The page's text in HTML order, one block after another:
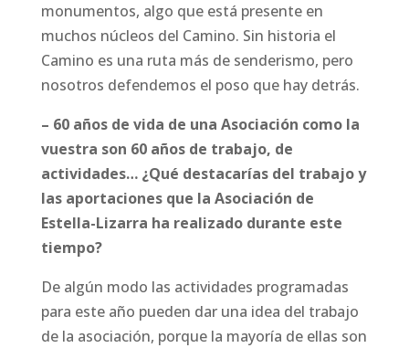
monumentos, algo que está presente en
muchos núcleos del Camino. Sin historia el
Camino es una ruta más de senderismo, pero
nosotros defendemos el poso que hay detrás.
– 60 años de vida de una Asociación como la
vuestra son 60 años de trabajo, de
actividades… ¿Qué destacarías del trabajo y
las aportaciones que la Asociación de
Estella-Lizarra ha realizado durante este
tiempo?
De algún modo las actividades programadas
para este año pueden dar una idea del trabajo
de la asociación, porque la mayoría de ellas son